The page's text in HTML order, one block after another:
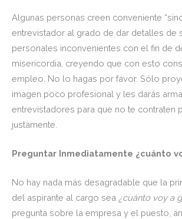
Algunas personas creen conveniente
entrevistador al grado de dar detalles de
personales inconvenientes con el fin de
misericordia, creyendo que con esto
empleo. No lo hagas por favor. Sólo
imagen poco profesional y les darás
entrevistadores para que no te contraten
justamente.
Preguntar Inmediatamente ¿cuánto
No hay nada más desagradable que la
del aspirante al cargo sea ¿cuánto voy a
pregunta sobre la empresa y el puesto,